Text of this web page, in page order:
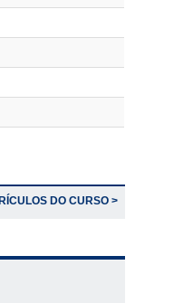
DO CURSO >